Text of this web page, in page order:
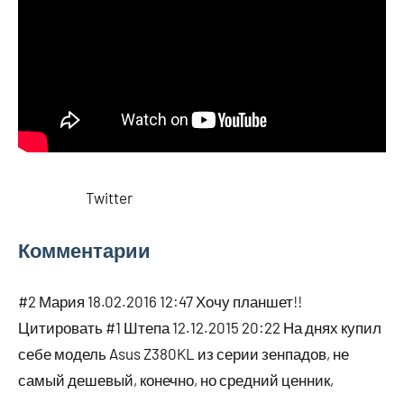
Twitter
Комментарии
#2 Мария 18.02.2016 12:47 Хочу планшет!!
Цитировать #1 Штепа 12.12.2015 20:22 На днях купил
себе модель Asus Z380KL из серии зенпадов, не
самый дешевый, конечно, но средний ценник,